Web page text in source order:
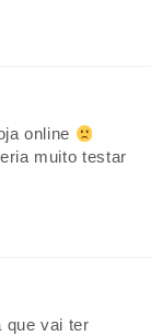
online
muito testar
que vai ter